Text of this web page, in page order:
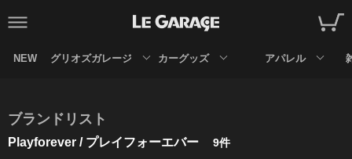
NEW グリオズガレージ カーグッズ アパレル
ブランドリスト
Playforever / プレイフォーエバー 9件